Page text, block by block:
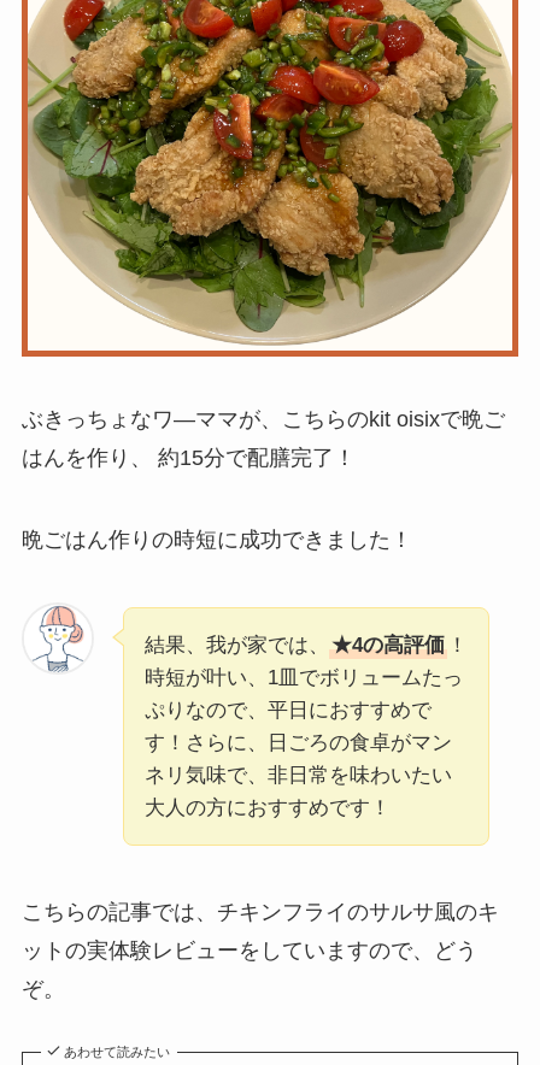
ぶきっちょなワ―ママが、こちらのkit oisixで晩ご
はんを作り、 約15分で配膳完了！
晩ごはん作りの時短に成功できました！
結果、我が家では、 ★4の高評価！
時短が叶い、1皿でボリュームたっ
ぷりなので、平日におすすめで
す！さらに、日ごろの食卓がマン
ネリ気味で、非日常を味わいたい
大人の方におすすめです！
こちらの記事では、チキンフライのサルサ風のキ
ットの実体験レビューをしていますので、どう
ぞ。
あわせて読みたい